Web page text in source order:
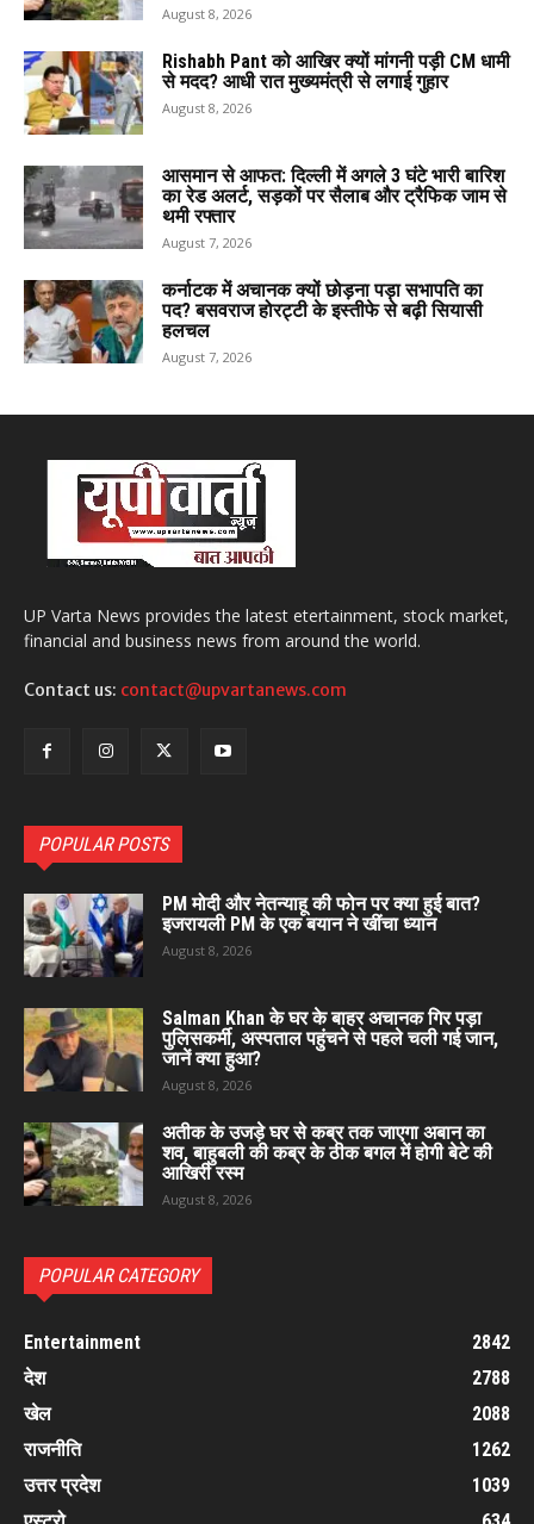
August 8, 2026
Rishabh Pant को आखिर क्यों मांगनी पड़ी CM धामी
से मदद? आधी रात मुख्यमंत्री से लगाई गुहार
August 8, 2026
आसमान से आफत: दिल्ली में अगले 3 घंटे भारी बारिश
का रेड अलर्ट, सड़कों पर सैलाब और ट्रैफिक जाम से
थमी रफ्तार
August 7, 2026
कर्नाटक में अचानक क्यों छोड़ना पड़ा सभापति का
पद? बसवराज होरट्टी के इस्तीफे से बढ़ी सियासी
हलचल
August 7, 2026
UP Varta News provides the latest etertainment, stock market,
financial and business news from around the world.
Contact us: contact@upvartanews.com
POPULAR POSTS
PM मोदी और नेतन्याहू की फोन पर क्या हुई बात?
इजरायली PM के एक बयान ने खींचा ध्यान
August 8, 2026
Salman Khan के घर के बाहर अचानक गिर पड़ा
पुलिसकर्मी, अस्पताल पहुंचने से पहले चली गई जान,
जानें क्या हुआ?
August 8, 2026
अतीक के उजड़े घर से कब्र तक जाएगा अबान का
शव, बाहुबली की कब्र के ठीक बगल में होगी बेटे की
आखिरी रस्म
August 8, 2026
POPULAR CATEGORY
Entertainment
2842
देश
2788
खेल
2088
राजनीति
1262
उत्तर प्रदेश
1039